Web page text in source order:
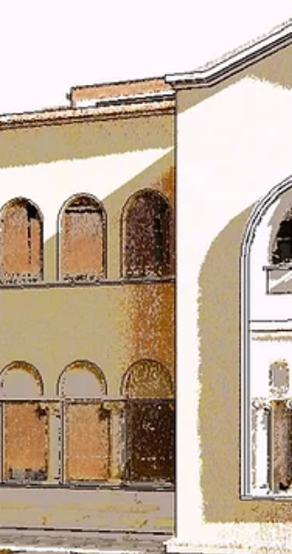
servicios transforman la realidad de su
en datos digitales precisos, cambiando las
conjeturas por certezas absolutas en su
proyecto de mejora. Si no está familiarizado
con esta tecnología,